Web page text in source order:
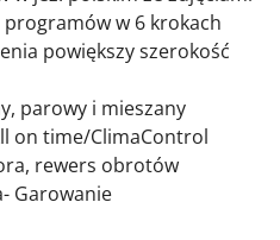
w 6 krokach
powiększy szerokość
parowy i mieszany
on time/ClimaControl
rewers obrotów
Garowanie